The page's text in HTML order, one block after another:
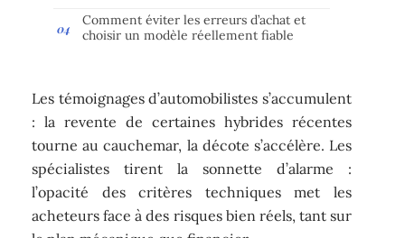
Comment éviter les erreurs d’achat et
choisir un modèle réellement fiable
Les témoignages d’automobilistes s’accumulent
: la revente de certaines hybrides récentes
tourne au cauchemar, la décote s’accélère. Les
spécialistes tirent la sonnette d’alarme :
l’opacité des critères techniques met les
acheteurs face à des risques bien réels, tant sur